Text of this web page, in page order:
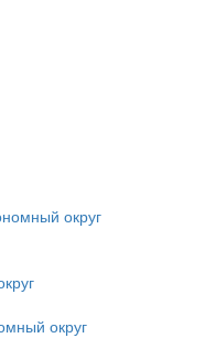
округ
округ